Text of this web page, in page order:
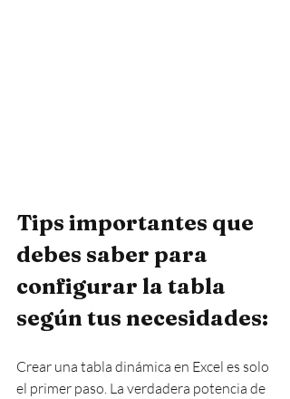
Tips importantes que
debes saber para
configurar la tabla
según tus necesidades:
Crear una tabla dinámica en Excel es solo
el primer paso. La verdadera potencia de